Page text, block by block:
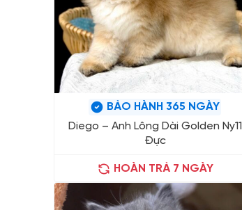
BẢO HÀNH 365 NGÀY
Diego – Anh Lông Dài Golden Ny11
Đực
HOÀN TRẢ 7 NGÀY